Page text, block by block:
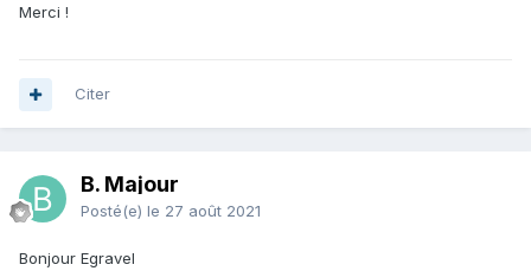
Merci !
Citer
B. Majour
Posté(e) le 27 août 2021
Bonjour Egravel